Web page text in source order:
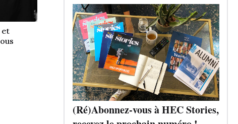
et
(Ré)Abonnez-vous à HEC Stories,